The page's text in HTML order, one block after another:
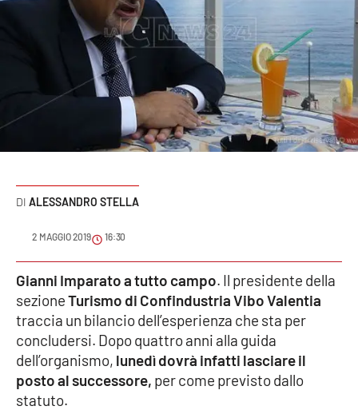
Economia e lavoro
Italia Mondo
Sanità
Meteo
Editoriali
VIDEO
Ambiente
ALESSANDRO STELLA
2 MAGGIO 2019 16:30
Gianni Imparato a tutto campo. Il presidente della
sezioneTurismo di Confindustria Vibo Valentia
traccia un bilancio dell’esperienza che sta per
concludersi. Dopo quattro anni alla guida
dell’organismo, lunedì dovrà infatti lasciare il
posto al successore, per come previsto dallo
statuto.